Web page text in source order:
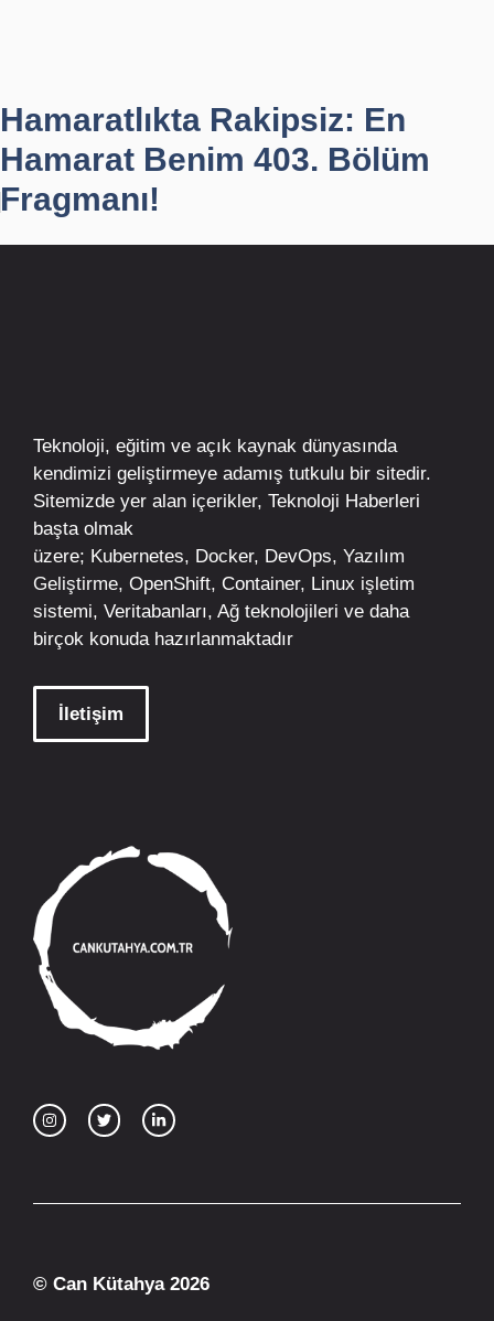
Hamaratlıkta Rakipsiz: En
Hamarat Benim 403. Bölüm
Fragmanı!
Teknoloji, eğitim ve açık kaynak dünyasında
kendimizi geliştirmeye adamış tutkulu bir sitedir.
Sitemizde yer alan içerikler, Teknoloji Haberleri
başta olmak
üzere; Kubernetes, Docker, DevOps, Yazılım
Geliştirme, OpenShift, Container, Linux işletim
sistemi, Veritabanları, Ağ teknolojileri ve daha
birçok konuda hazırlanmaktadır
İletişim
© Can Kütahya 2026